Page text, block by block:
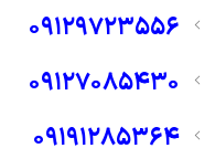
09129723556
09127085430
09191285364